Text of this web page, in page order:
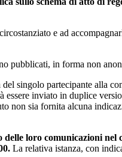
e ad
pubblicati, in forma non
singolo partecipante alla
inviato in duplice
sia fornita alcuna
loro comunicazioni
La relativa istanza, con